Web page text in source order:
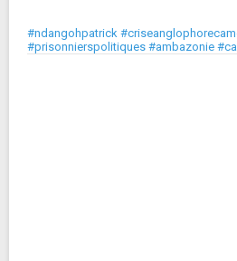
#ndangohpatrick
#prisonnierspolitiques #ambazonie